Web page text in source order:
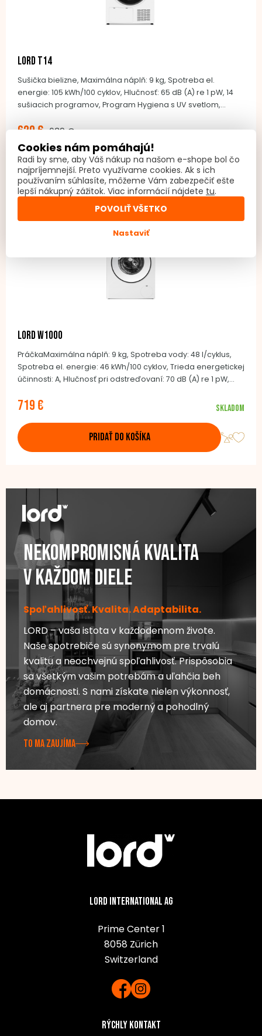
LORD T14
Sušička bielizne, Maximálna náplň: 9 kg, Spotreba el.
energie: 105 kWh/100 cyklov, Hlučnosť: 65 dB (A) re 1 pW, 14
sušiacich programov, Program Hygiena s UV svetlom,
59,5 × 68 cm
629 € 639 €
PRIDAŤ DO KOŠÍKA
LORD W1000
PráčkaMaximálna náplň: 9 kg, Spotreba vody: 48 l/cyklus,
Spotreba el. energie: 46 kWh/100 cyklov, Trieda energetickej
účinnosti: A, Hlučnosť pri odstreďovaní: 70 dB (A) re 1 pW,
motor, 14 pracích programov, Parný program, AquaStop,
63,6 cm
719 € Skladom
PRIDAŤ DO KOŠÍKA
Nekompromisná kvalita
v každom diele
Spoľahlivosť. Kvalita. Adaptabilita.
LORD – vaša istota v každodennom živote.
Naše spotrebiče sú synonymom pre trvalú
kvalitu a neochvejnú spoľahlivosť. Prispôsobia
sa všetkým vašim potrebám a uľahčia beh
domácnosti. S nami získate nielen výkonnosť,
ale aj partnera pre moderný a pohodlný
domov.
TO MA ZAUJÍMA
Lord International AG
Prime Center 1
8058 Zürich
Switzerland
Rýchly kontakt
Cookies nám pomáhajú!
Radi by sme, aby Váš nákup na našom e-shope bol čo
najpríjemnejší. Preto využívame cookies. Ak s ich
používaním súhlasíte, môžeme Vám zabezpečiť ešte
lepší nákupný zážitok. Viac informácií nájdete tu.
Nastaviť
POVOLIŤ VŠETKO